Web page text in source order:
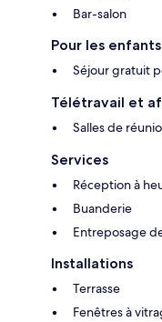
Bar-salon
Pour les enfants
Séjour gratuit
Télétravail et
Salles de
Services
Réception à
Buanderie
Entreposage
Installations
Terrasse
Fenêtres à